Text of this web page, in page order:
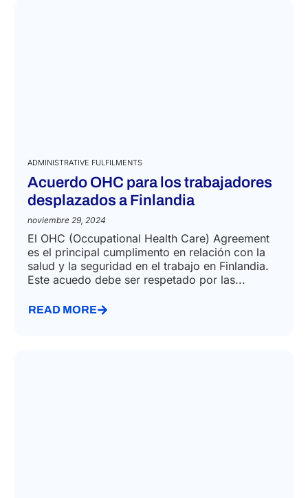
ADMINISTRATIVE FULFILMENTS
Acuerdo OHC para los trabajadores
desplazados a Finlandia
noviembre 29, 2024
El OHC (Occupational Health Care) Agreement
es el principal cumplimento en relación con la
salud y la seguridad en el trabajo en Finlandia.
Este acuedo debe ser respetado por las...
READ MORE